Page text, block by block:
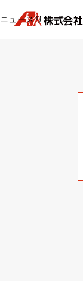
ニュースリリース